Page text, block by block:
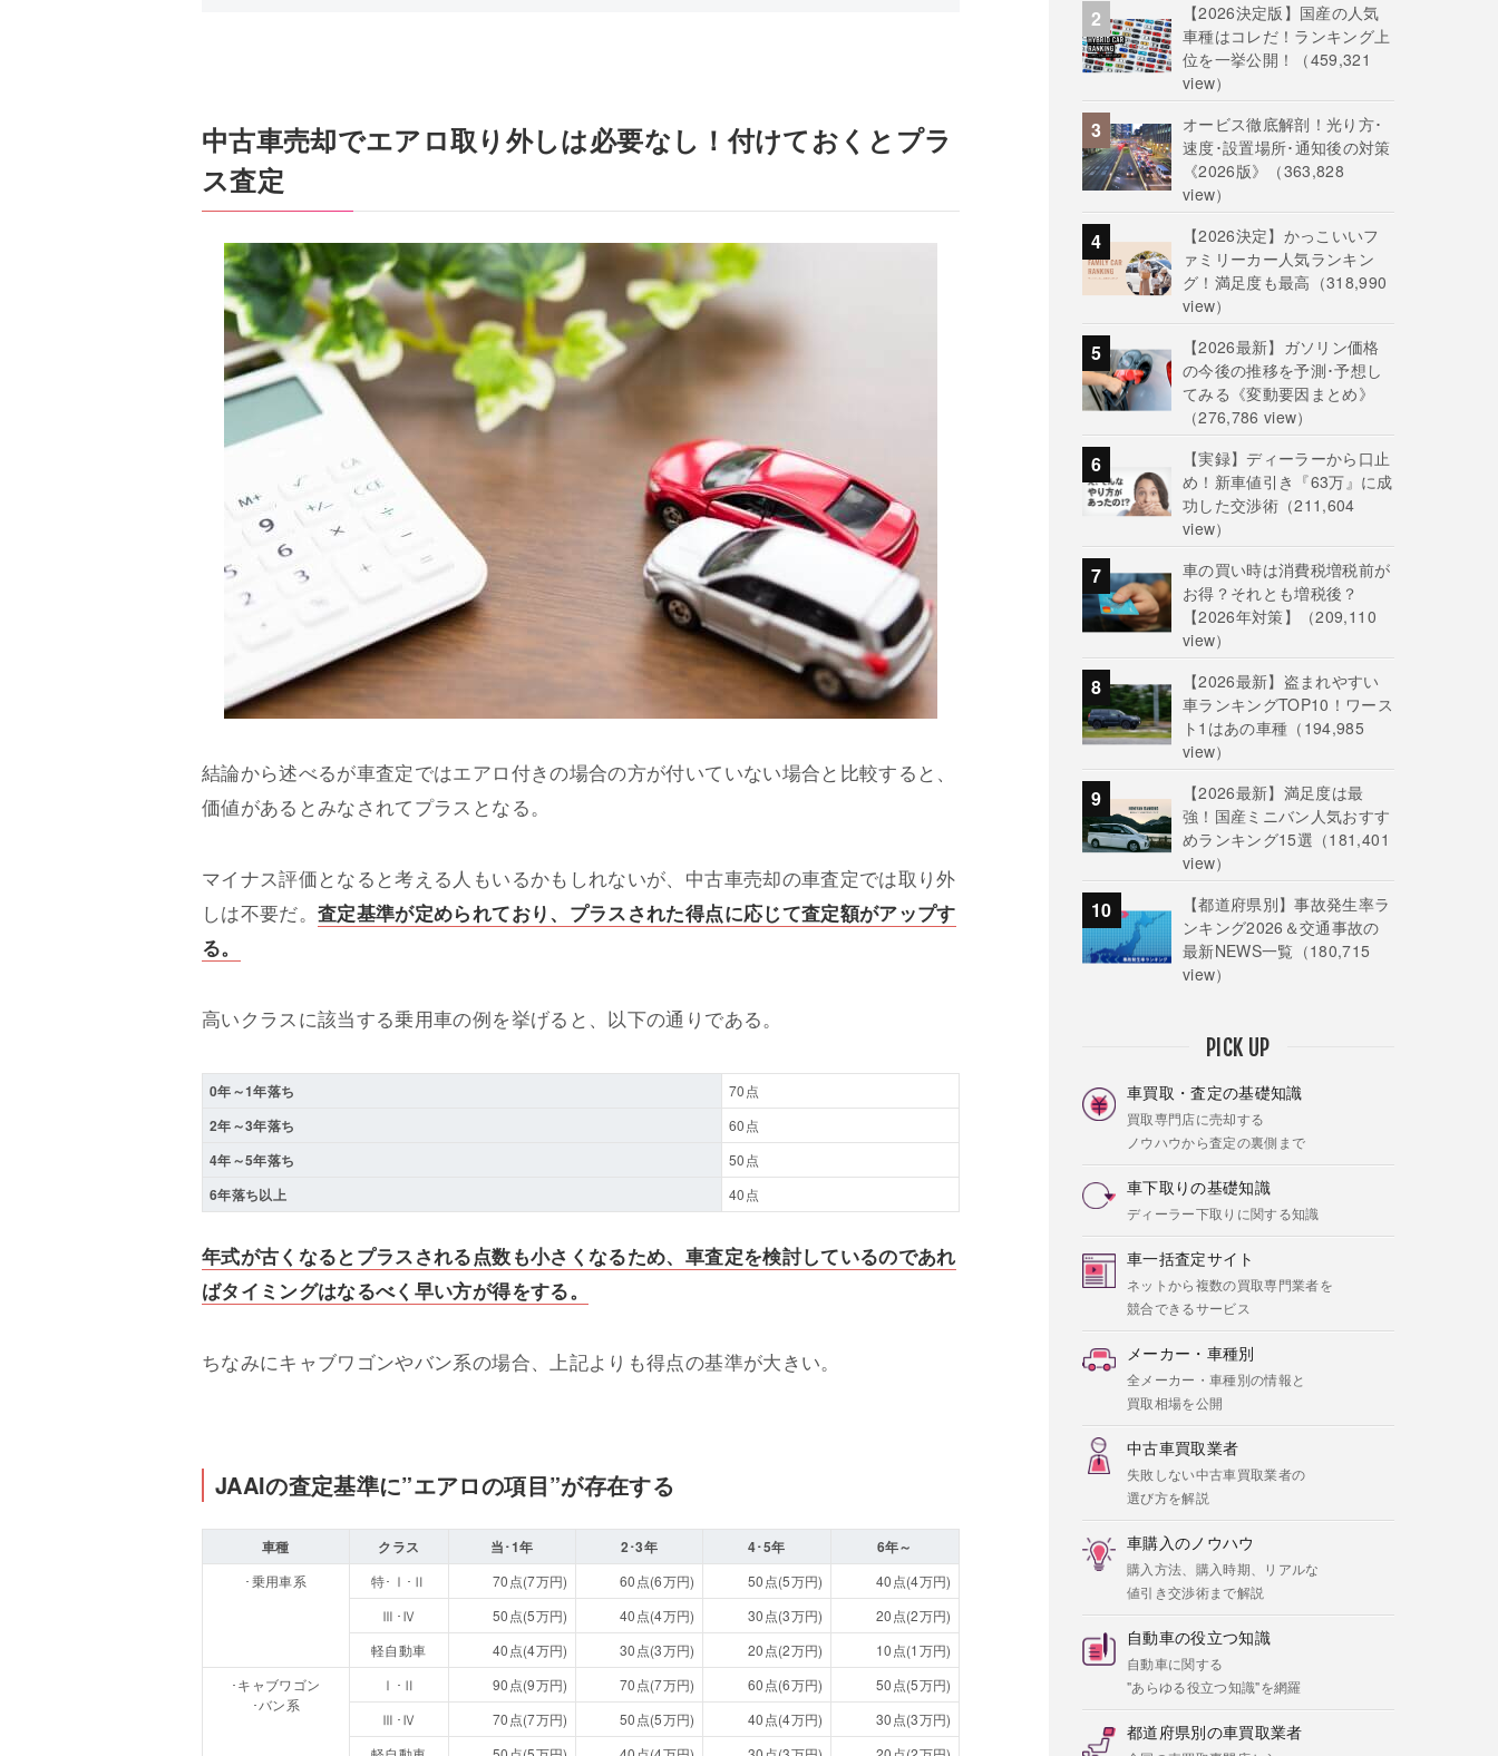
中古車売却でエアロ取り外しは必要なし！付けておくとプラ
ス査定
結論から述べるが車査定ではエアロ付きの場合の方が付いていない場合と比較すると、
価値があるとみなされてプラスとなる。
マイナス評価となると考える人もいるかもしれないが、中古車売却の車査定では取り外
しは不要だ。 査定基準が定められており、プラスされた得点に応じて査定額がアップす
る。
高いクラスに該当する乗用車の例を挙げると、以下の通りである。
0年～1年落ち 70点
2年～3年落ち 60点
4年～5年落ち 50点
6年落ち以上 40点
年式が古くなるとプラスされる点数も小さくなるため、車査定を検討しているのであれ
ばタイミングはなるべく早い方が得をする。
ちなみにキャブワゴンやバン系の場合、上記よりも得点の基準が大きい。
JAAIの査定基準に”エアロの項目”が存在する
車種 クラス 当･1年 2･3年 4･5年 6年～
･乗用車系 特･Ⅰ･Ⅱ 70点(7万円) 60点(6万円) 50点(5万円)
40点(4万円)
Ⅲ･Ⅳ
50点(5万円) 40点(4万円) 30点(3万円)
20点(2万円)
軽自動車
40点(4万円) 30点(3万円) 20点(2万円)
10点(1万円)
･キャブワゴン
･バン系
Ⅰ･Ⅱ 90点(9万円) 70点(7万円) 60点(6万円)
50点(5万円)
Ⅲ･Ⅳ
70点(7万円) 50点(5万円) 40点(4万円)
30点(3万円)
【2026決定版】国産の人気
車種はコレだ！ランキング上
位を一挙公開！
（459,321
view）
オービス徹底解剖！光り方･
速度･設置場所･通知後の対策
《2026版》
（363,828
view）
【2026決定】かっこいいフ
ァミリーカー人気ランキン
グ！満足度も最高 （318,990
view）
【2026最新】ガソリン価格
の今後の推移を予測･予想し
てみる《変動要因まとめ》
（276,786 view）
【実録】ディーラーから口止
め！新車値引き『63万』に成
功した交渉術（211,604
view）
車の買い時は消費税増税前が
お得？それとも増税後？
【2026年対策】
（209,110
view）
【2026最新】盗まれやすい
車ランキングTOP10！ワース
ト1はあの車種 （194,985
view）
【2026最新】満足度は最
強！国産ミニバン人気おすす
めランキング15選 （181,401
view）
【都道府県別】事故発生率ラ
ンキング2026＆交通事故の
最新NEWS一覧 （180,715
view）
PICK UP
車買取・査定の基礎知識
買取専門店に売却する
ノウハウから査定の裏側まで
車下取りの基礎知識
ディーラー下取りに関する知識
車一括査定サイト
ネットから複数の買取専門業者を
競合できるサービス
メーカー・車種別
全メーカー・車種別の情報と
買取相場を公開
中古車買取業者
失敗しない中古車買取業者の
選び方を解説
車購入のノウハウ
購入方法、購入時期、リアルな
値引き交渉術まで解説
自動車の役立つ知識
自動車に関する
"あらゆる役立つ知識"を網羅
都道府県別の車買取業者